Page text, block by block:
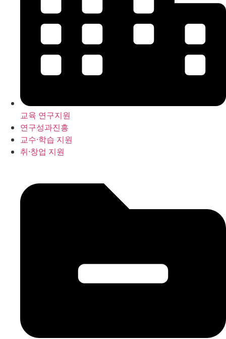
교육 연구지원
연구성과진흥
교수·학습 지원
취·창업 지원